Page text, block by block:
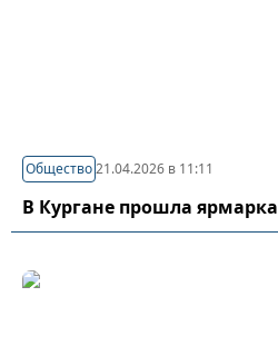
Общество21.04.2026 в 11:11
В Кургане прошла